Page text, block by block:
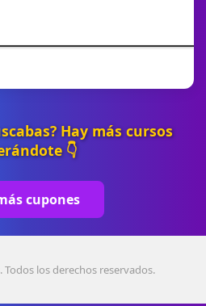
Hay más cursos
👇
cupones
los derechos reservados.